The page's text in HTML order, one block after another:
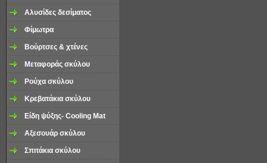
Aλυσίδες δεσίματος
Φίμωτρα
Βούρτσες & χτένες
Μεταφοράς σκύλου
Ρούχα σκύλου
Κρεβατάκια σκύλου
Είδη ψύξης- Cooling Mat
Αξεσουάρ σκύλου
Σπιτάκια σκύλου